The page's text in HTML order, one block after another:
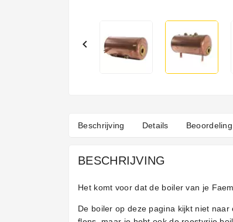

Beschrijving Details Beoordeling
BESCHRIJVING
Het komt voor dat de boiler van je
De boiler op deze pagina kijkt niet